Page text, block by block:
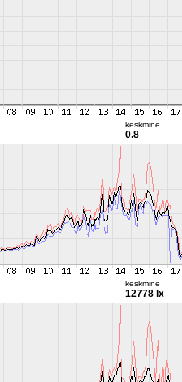
keskmine
0.8
keskmine
12778 lx